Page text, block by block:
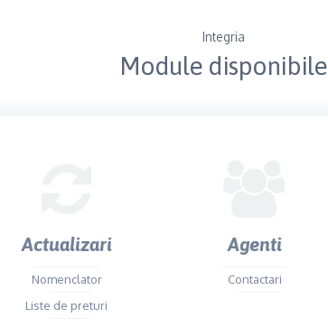
Integria
Module disponibile
Actualizari
Nomenclator
Liste de preturi
Agenti
Contactari